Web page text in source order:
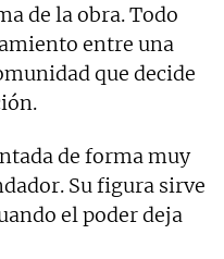
de la obra. Todo
entre una
que decide
de forma muy
Su figura sirve
el poder deja